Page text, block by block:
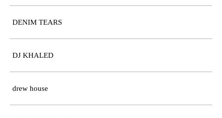
DENIM TEARS
DJ KHALED
drew house